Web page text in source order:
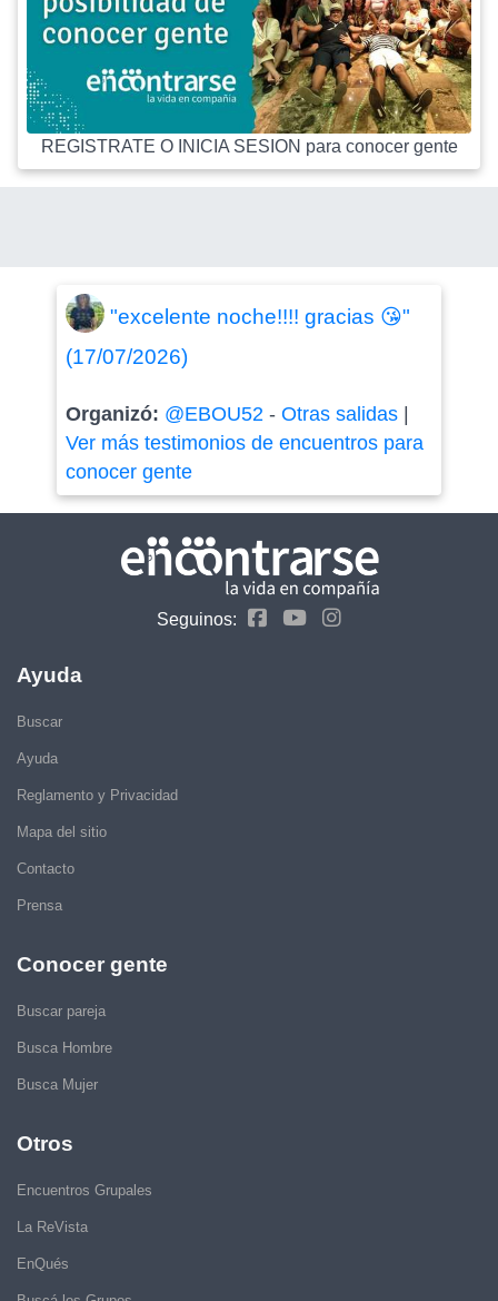
REGISTRATE O INICIA SESION para conocer gente
"excelente noche!!!! gracias 😘"
(17/07/2026)
Organizó: @EBOU52- Otras salidas|
Ver más testimonios de encuentros para
conocer gente
Seguinos:
Ayuda
Buscar
Ayuda
Reglamento y Privacidad
Mapa del sitio
Contacto
Prensa
Conocer gente
Buscar pareja
Busca Hombre
Busca Mujer
Otros
Encuentros Grupales
La ReVista
EnQués